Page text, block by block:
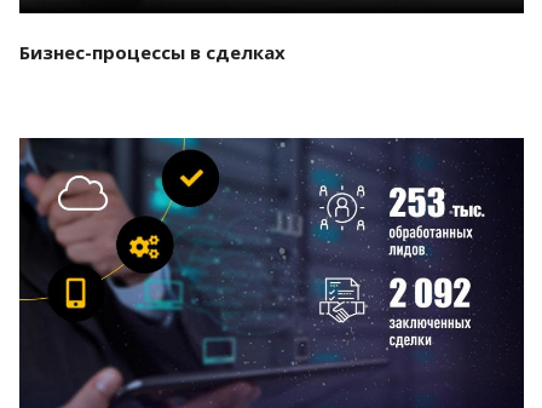
Бизнес-процессы в сделках
Смотреть проект